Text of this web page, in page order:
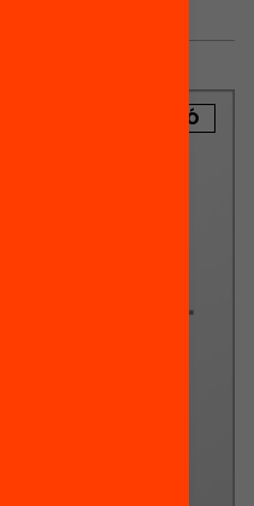
PUBLICACIÓ